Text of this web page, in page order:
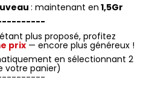
: maintenant en 1,5Gr
plus proposé, profitez
prix— encore plus généreux !
en sélectionnant 2
votre panier)